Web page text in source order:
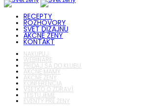
RECEPTY
ROZHOVORY
SVET DIZAJNU
AKČNÉ ŽENY
KONTAKT
NAKUPUJ
WEBINÁRE
PRIDAJ SA DO KLUBU
AKČNÉ MAMY
AKČNÉ ŽENY
KONFERENCIA
VŠETKO O ZDRAVÍ
TESTUJEME
EVENTY PRE ŽENY